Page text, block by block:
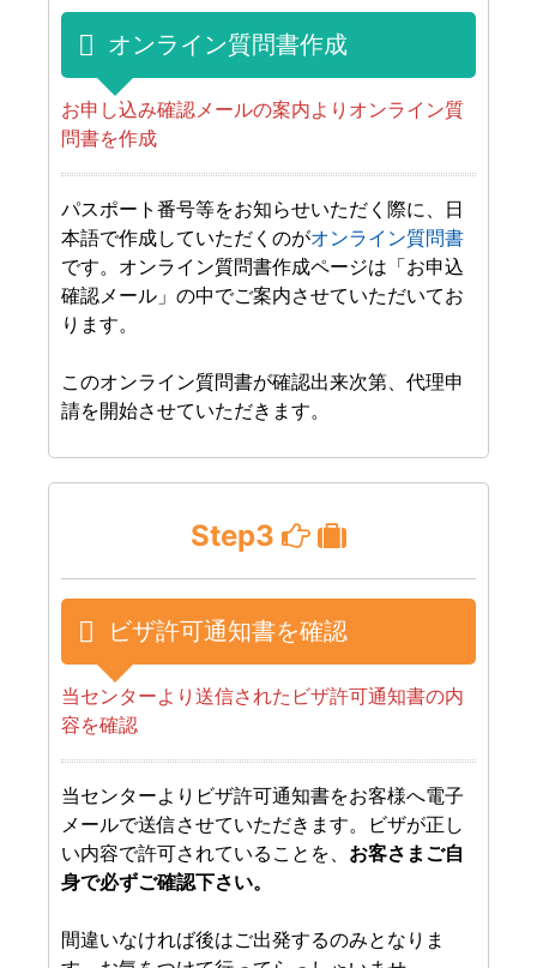
オンライン質問書作成
お申し込み確認メールの案内よりオンライン質
問書を作成
パスポート番号等をお知らせいただく際に、日
本語で作成していただくのがオンライン質問書
です。オンライン質問書作成ページは「お申込
確認メール」の中でご案内させていただいてお
ります。
このオンライン質問書が確認出来次第、代理申
請を開始させていただきます。
Step3
ビザ許可通知書を確認
当センターより送信されたビザ許可通知書の内
容を確認
当センターよりビザ許可通知書をお客様へ電子
メールで送信させていただきます。ビザが正し
い内容で許可されていることを、 お客さまご自
身で必ずご確認下さい。
間違いなければ後はご出発するのみとなりま